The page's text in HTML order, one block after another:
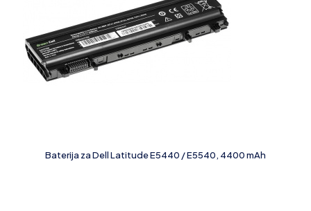
Baterija za Dell Latitude E5440 / E5540, 4400 mAh